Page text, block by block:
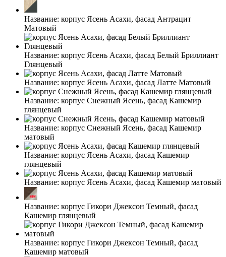
Название: корпус Ясень Асахи, фасад Антрацит
Матовый
Название: корпус Ясень Асахи, фасад Белый Бриллиант
Глянцевый
Название: корпус Ясень Асахи, фасад Латте Матовый
Название: корпус Снежный Ясень, фасад Кашемир
глянцевый
Название: корпус Снежный Ясень, фасад Кашемир
матовый
Название: корпус Ясень Асахи, фасад Кашемир
глянцевый
Название: корпус Ясень Асахи, фасад Кашемир матовый
Название: корпус Гикори Джексон Темный, фасад
Кашемир глянцевый
Название: корпус Гикори Джексон Темный, фасад
Кашемир матовый